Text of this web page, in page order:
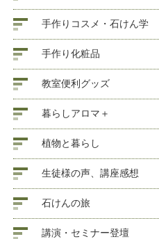
手作りコスメ・石けん学
手作り化粧品
教室便利グッズ
暮らしアロマ＋
植物と暮らし
生徒様の声、講座感想
石けんの旅
講演・セミナー登壇